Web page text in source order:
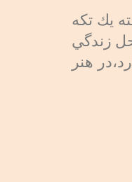
يك تكه
زندگي
هنر